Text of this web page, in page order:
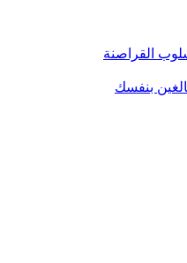
القراصنة
بنفسك